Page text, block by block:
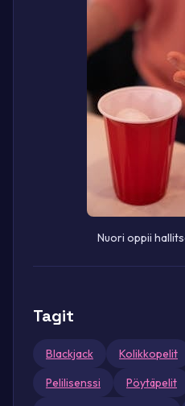
Nuori oppii
Tagit
Blackjack Kolikkopelit
Pelilisenssi
Pöytäpelit